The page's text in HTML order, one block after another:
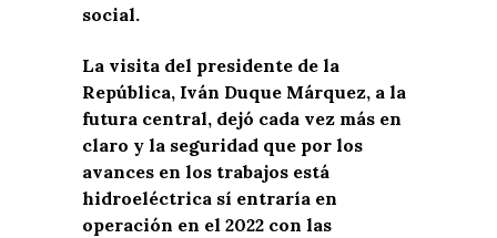
social.
La visita del presidente de la
República, Iván Duque Márquez, a la
futura central, dejó cada vez más en
claro y la seguridad que por los
avances en los trabajos está
hidroeléctrica sí entraría en
operación en el 2022 con las